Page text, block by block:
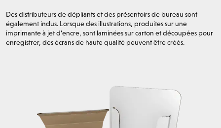
Des distributeurs de dépliants et des présentoirs de bureau sont
également inclus. Lorsque des illustrations, produites sur une
imprimante à jet d’encre, sont laminées sur carton et découpées pour
enregistrer, des écrans de haute qualité peuvent être créés.